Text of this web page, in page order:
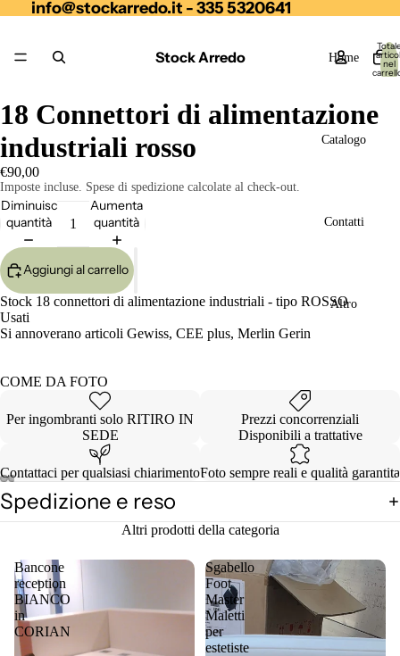
info@stockarredo.it - 335 5320641
Stock Arredo Home
Catalogo
Contatti
Altro
nel
Apri
immagine
schermo
intero
Apri
immagine
schermo
intero
Apri
immagine
schermo
intero
Apri
immagine
schermo
intero
Apri
immagine
schermo
intero
Apri
immagine
schermo
intero
Apri
immagine
schermo
intero
Apri
immagine
schermo
intero
18 Connettori di alimentazione
industriali rosso
€90,00
Imposte incluse. Spese di spedizione calcolate al check-out.
Diminuisci
quantità
Aumenta
quantità
Aggiungi al carrello
Stock 18 connettori di alimentazione industriali - tipo ROSSO
Usati
Si annoverano articoli Gewiss, CEE plus, Merlin Gerin
COME DA FOTO
Per ingombranti solo RITIRO IN
SEDE
Prezzi concorrenziali
Disponibili a trattative
Contattaci per qualsiasi chiarimentoFoto sempre reali e qualità garantita
Spedizione e reso
Altri prodotti della categoria
Bancone
reception
BIANCO
in
CORIAN
Sgabello
Foot
Master
Maletti
per
estetiste